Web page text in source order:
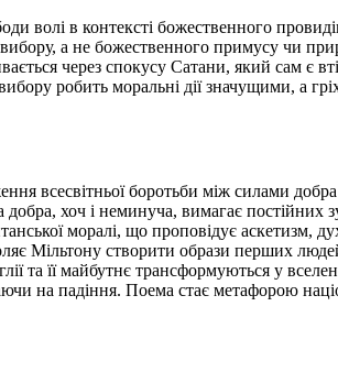
волі в контексті божественного
а не божественного примусу чи
через спокусу Сатани, який сам є
робить моральні дії значущими, а
всесвітньої боротьби між силами
хоч і неминуча, вимагає постійних
моралі, що проповідує аскетизм,
Мільтону створити образи перших
та її майбутнє трансформуються у
на падіння. Поема стає метафорою